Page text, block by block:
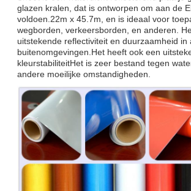
glazen kralen, dat is ontworpen om aan de
voldoen.22m x 45.7m, en is ideaal voor
wegborden, verkeersborden, en anderen.
uitstekende reflectiviteit en duurzaamheid in
buitenomgevingen.Het heeft ook een
kleurstabiliteitHet is zeer bestand tegen
andere moeilijke omstandigheden.